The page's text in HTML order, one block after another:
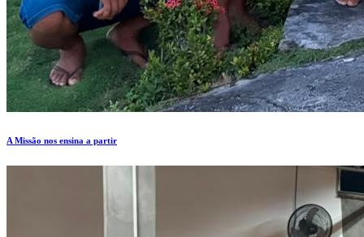
A Missão nos ensina a partir